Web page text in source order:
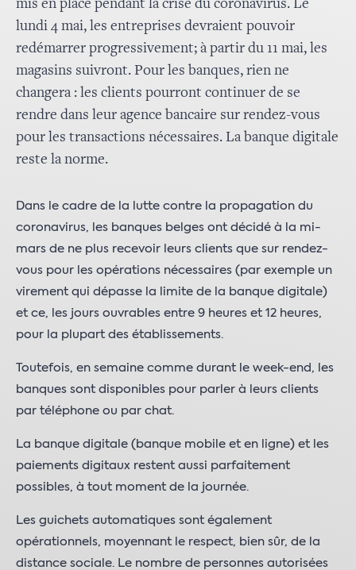
mis en place pendant la crise du coronavirus. Le
lundi 4 mai, les entreprises devraient pouvoir
redémarrer progressivement; à partir du 11 mai, les
magasins suivront. Pour les banques, rien ne
changera : les clients pourront continuer de se
rendre dans leur agence bancaire sur rendez-vous
pour les transactions nécessaires. La banque digitale
reste la norme.
Dans le cadre de la lutte contre la propagation du
coronavirus, les banques belges ont décidé à la mi-
mars de ne plus recevoir leurs clients que sur rendez-
vous pour les opérations nécessaires (par exemple un
virement qui dépasse la limite de la banque digitale)
et ce, les jours ouvrables entre 9 heures et 12 heures,
pour la plupart des établissements.
Toutefois, en semaine comme durant le week-end, les
banques sont disponibles pour parler à leurs clients
par téléphone ou par chat.
La banque digitale (banque mobile et en ligne) et les
paiements digitaux restent aussi parfaitement
possibles, à tout moment de la journée.
Les guichets automatiques sont également
opérationnels, moyennant le respect, bien sûr, de la
distance sociale. Le nombre de personnes autorisées